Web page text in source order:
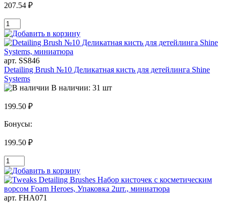
207.54 ₽
арт. SS846
Detailing Brush №10 Деликатная кисть для детейлинга Shine
Systems
В наличии: 31 шт
199.50 ₽
Бонусы:
199.50 ₽
арт. FHA071